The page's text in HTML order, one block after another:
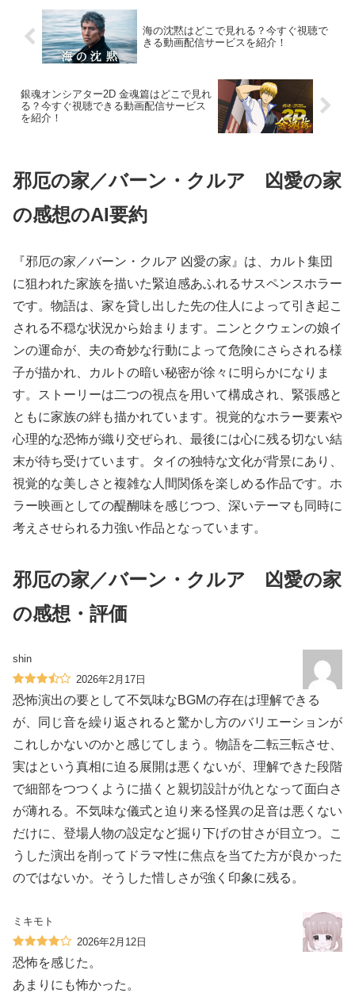
海の沈黙はどこで見れる？今すぐ視聴で
きる動画配信サービスを紹介！
銀魂オンシアター2D 金魂篇はどこで見れ
る？今すぐ視聴できる動画配信サービス
を紹介！
邪厄の家／バーン・クルア 凶愛の家
の感想のAI要約
『邪厄の家／バーン・クルア 凶愛の家』は、カルト集団
に狙われた家族を描いた緊迫感あふれるサスペンスホラー
です。物語は、家を貸し出した先の住人によって引き起こ
される不穏な状況から始まります。ニンとクウェンの娘イ
ンの運命が、夫の奇妙な行動によって危険にさらされる様
子が描かれ、カルトの暗い秘密が徐々に明らかになりま
す。ストーリーは二つの視点を用いて構成され、緊張感と
ともに家族の絆も描かれています。視覚的なホラー要素や
心理的な恐怖が織り交ぜられ、最後には心に残る切ない結
末が待ち受けています。タイの独特な文化が背景にあり、
視覚的な美しさと複雑な人間関係を楽しめる作品です。ホ
ラー映画としての醍醐味を感じつつ、深いテーマも同時に
考えさせられる力強い作品となっています。
邪厄の家／バーン・クルア 凶愛の家
の感想・評価
shin
2026年2月17日
恐怖演出の要として不気味なBGMの存在は理解できる
が、同じ音を繰り返されると驚かし方のバリエーションが
これしかないのかと感じてしまう。物語を二転三転させ、
実はという真相に迫る展開は悪くないが、理解できた段階
で細部をつつくように描くと親切設計が仇となって面白さ
が薄れる。不気味な儀式と迫り来る怪異の足音は悪くない
だけに、登場人物の設定など掘り下げの甘さが目立つ。こ
うした演出を削ってドラマ性に焦点を当てた方が良かった
のではないか。そうした惜しさが強く印象に残る。
ミキモト
2026年2月12日
恐怖を感じた。
あまりにも怖かった。